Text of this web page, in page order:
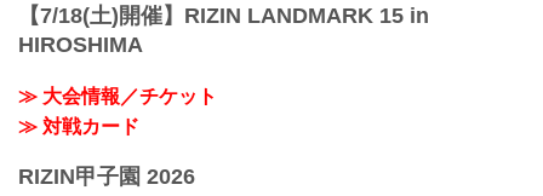
【7/18(土)開催】RIZIN LANDMARK 15 in
HIROSHIMA
≫ 大会情報／チケット
≫ 対戦カード
RIZIN甲子園 2026